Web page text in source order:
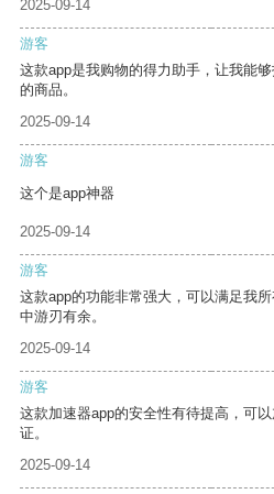
2025-09-14
游客
这款app是我购物的得力助手，让我能
的商品。
2025-09-14
游客
这个是app神器
2025-09-14
游客
这款app的功能非常强大，可以满足我
中游刃有余。
2025-09-14
游客
这款加速器app的安全性有待提高，可
证。
2025-09-14